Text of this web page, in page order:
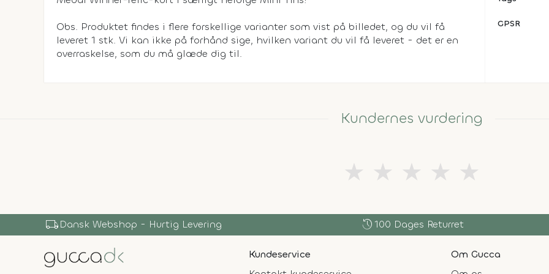
Obs. Produktet findes i flere forskellige varianter som vist på billedet, og du vil få
leveret 1 stk. Vi kan ikke på forhånd sige, hvilken variant du vil få leveret - det er en
overraskelse, som du må glæde dig til.
GPSR
Kundernes vurdering
★ ★ ★ ★ ★
history 100 Dages Returret
local_shippingDansk Webshop - Hurtig Levering
Kundeservice
Om Gucca